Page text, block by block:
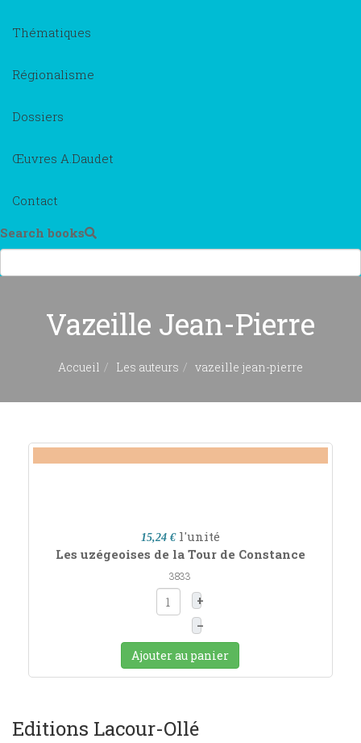
Thématiques
Régionalisme
Dossiers
Œuvres A.Daudet
Contact
Search books
Vazeille Jean-Pierre
Accueil Les auteurs vazeille jean-pierre
15,24 € l'unité
Les uzégeoises de la Tour de Constance
3833
+
–
Ajouter au panier
Editions Lacour-Ollé